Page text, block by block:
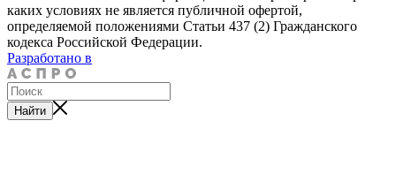
каких условиях не является публичной офертой,
определяемой положениями Статьи 437 (2) Гражданского
кодекса Российской Федерации.
Разработано в
Найти